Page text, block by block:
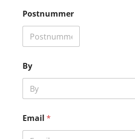
Postnummer
By
Email *